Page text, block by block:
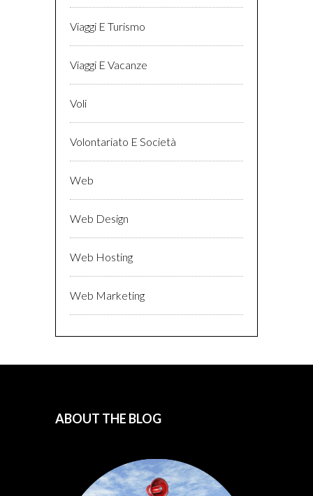
Viaggi E Turismo
Viaggi E Vacanze
Voli
Volontariato E Società
Web
Web Design
Web Hosting
Web Marketing
ABOUT THE BLOG